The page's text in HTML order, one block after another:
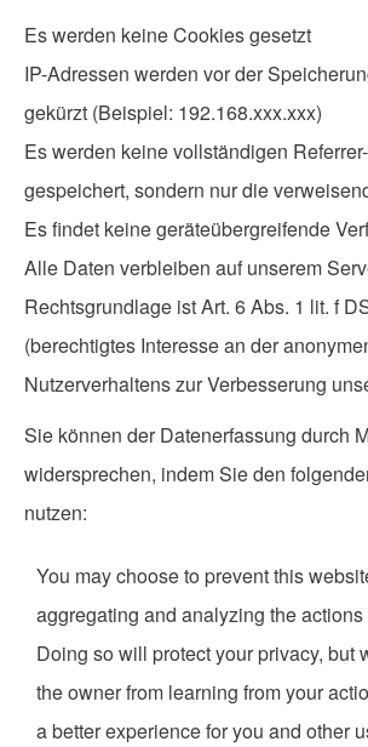
Es werden keine Cookies gesetzt
IP-Adressen werden vor der
gekürzt (Beispiel: 192.168.xxx.xxx)
Es werden keine vollständigen
gespeichert, sondern nur die
Es findet keine geräteübergreifende
Alle Daten verbleiben auf unserem
Rechtsgrundlage ist Art. 6 Abs. 1 lit. f
(berechtigtes Interesse an der
Nutzerverhaltens zur Verbesserung
Sie können der Datenerfassung durch
widersprechen, indem Sie den
nutzen:
You may choose to prevent this
aggregating and analyzing the
Doing so will protect your privacy, but
the owner from learning from your
a better experience for you and other